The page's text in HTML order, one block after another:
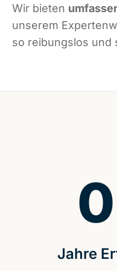
Wir bieten
unserem
so reibungslos und
Jahre
0